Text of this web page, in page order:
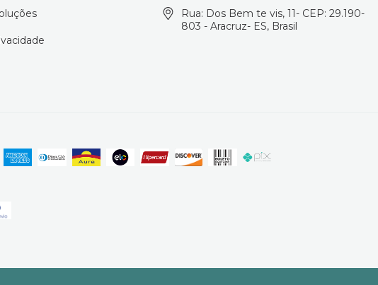
Rua: Dos Bem te vis, 11- CEP: 29.190-
803 - Aracruz- ES, Brasil